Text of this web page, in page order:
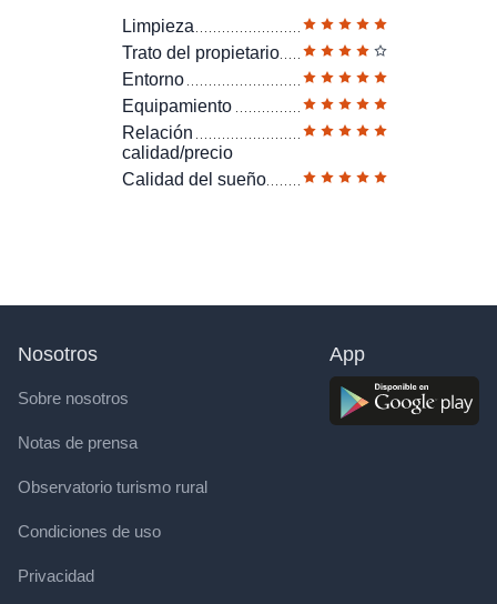
Limpieza
Trato del propietario
Entorno
Equipamiento
Relación
calidad/precio
Calidad del sueño
Nosotros
Sobre nosotros
Notas de prensa
Observatorio turismo rural
Condiciones de uso
Privacidad
App